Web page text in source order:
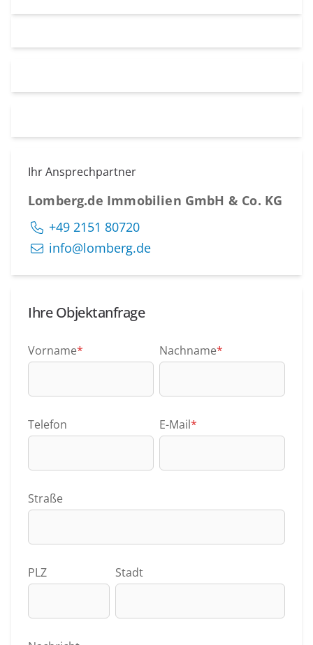
Ihr Ansprechpartner
Lomberg.de Immobilien GmbH & Co. KG
+49 2151 80720
info@lomberg.de
Ihre Objektanfrage
Vorname* Nachname*
Telefon E-Mail*
Straße
PLZ Stadt